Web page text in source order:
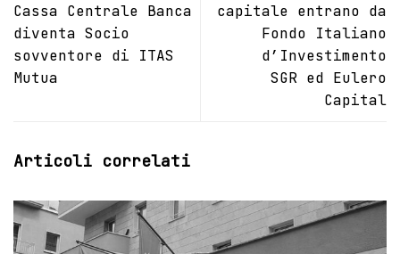
Cassa Centrale Banca
diventa Socio
sovventore di ITAS
Mutua
capitale entrano da
Fondo Italiano
d’Investimento
SGR ed Eulero
Capital
Articoli correlati